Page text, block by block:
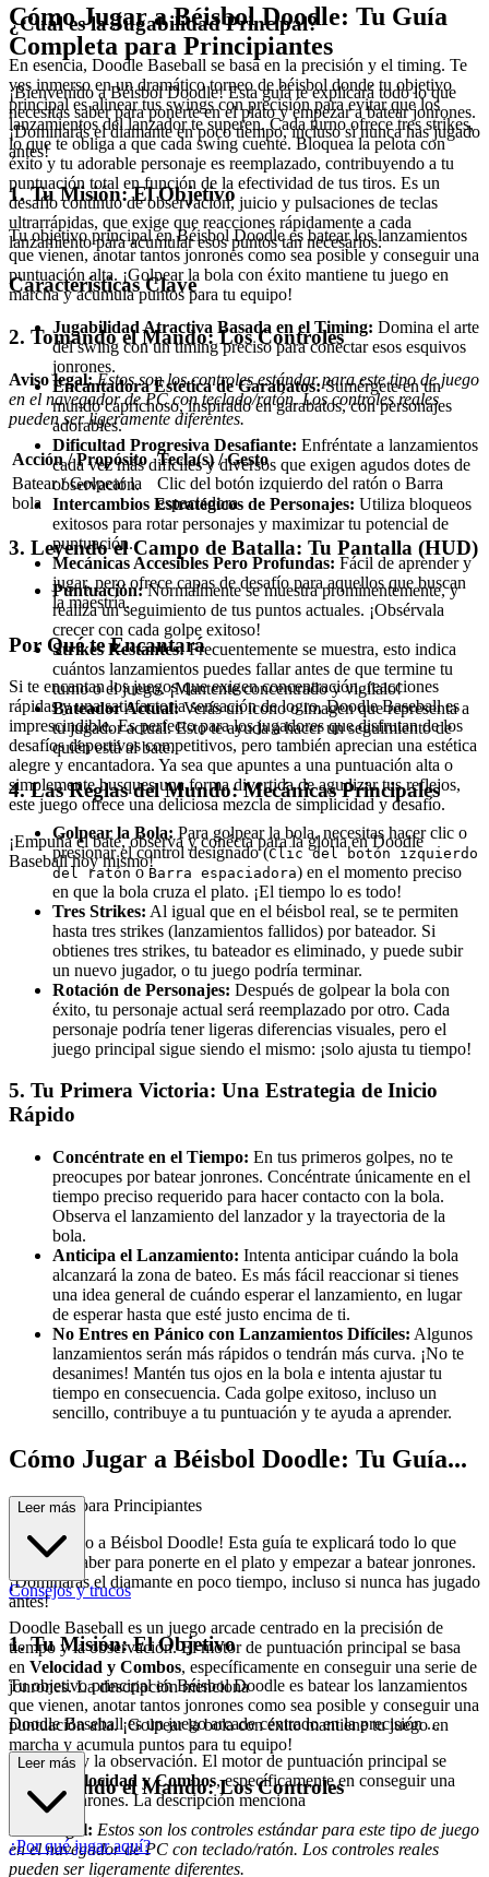
¿Cuál es la Jugabilidad Principal?
En esencia, Doodle Baseball se basa en la precisión y el timing. Te
ves inmerso en un dramático torneo de béisbol donde tu objetivo
principal es alinear tus swings con precisión para evitar que los
lanzamientos del lanzador te superen. Cada turno ofrece tres strikes,
lo que te obliga a que cada swing cuente. Bloquea la pelota con
éxito y tu adorable personaje es reemplazado, contribuyendo a tu
puntuación total en función de la efectividad de tus tiros. Es un
desafío continuo de observación, juicio y pulsaciones de teclas
ultrarrápidas, que exige que reacciones rápidamente a cada
lanzamiento para acumular esos puntos tan necesarios.
Características Clave
Jugabilidad Atractiva Basada en el Timing: Domina el arte
del swing con un timing preciso para conectar esos esquivos
jonrones.
Encantadora Estética de Garabatos:Sumérgete en un
mundo caprichoso, inspirado en garabatos, con personajes
adorables.
Dificultad Progresiva Desafiante: Enfréntate a lanzamientos
cada vez más difíciles y diversos que exigen agudos dotes de
observación.
Intercambios Estratégicos de Personajes: Utiliza bloqueos
exitosos para rotar personajes y maximizar tu potencial de
puntuación.
Mecánicas Accesibles Pero Profundas: Fácil de aprender y
jugar, pero ofrece capas de desafío para aquellos que buscan
la maestría.
Por Qué te Encantará
Si te encantan los juegos que exigen concentración, reacciones
rápidas y una satisfactoria sensación de logro, Doodle Baseball es
imprescindible. Es perfecto para los jugadores que disfrutan de los
desafíos deportivos competitivos, pero también aprecian una estética
alegre y encantadora. Ya sea que apuntes a una puntuación alta o
simplemente busques una forma divertida de agudizar tus reflejos,
este juego ofrece una deliciosa mezcla de simplicidad y desafío.
¡Empuña el bate, observa y conécta para la gloria en Doodle
Baseball hoy mismo!
Cómo Jugar a Béisbol Doodle: Tu Guía
Completa para Principiantes
¡Bienvenido a Béisbol Doodle! Esta guía te explicará todo lo que
necesitas saber para ponerte en el plato y empezar a batear jonrones.
¡Dominarás el diamante en poco tiempo, incluso si nunca has jugado
antes!
1. Tu Misión: El Objetivo
Tu objetivo principal en Béisbol Doodle es batear los lanzamientos
que vienen, anotar tantos jonrones como sea posible y conseguir una
puntuación alta. ¡Golpear la bola con éxito mantiene tu juego en
marcha y acumula puntos para tu equipo!
2. Tomando el Mando: Los Controles
Aviso legal: Estos son los controles estándar para este tipo de juego
en el navegador de PC con teclado/ratón. Los controles reales
pueden ser ligeramente diferentes.
Acción / Propósito Tecla(s) / Gesto
Batear / Golpear la
bola
Clic del botón izquierdo del ratón o Barra
espaciadora
3. Leyendo el Campo de Batalla: Tu Pantalla (HUD)
Puntuación:Normalmente se muestra prominentemente, y
realiza un seguimiento de tus puntos actuales. ¡Obsérvala
crecer con cada golpe exitoso!
Strikes Restantes:Frecuentemente se muestra, esto indica
cuántos lanzamientos puedes fallar antes de que termine tu
turno o el juego. ¡Mantente concentrado y vigílalo!
Bateador Actual:Verás un icono o imagen que representa a
tu jugador actual. Esto te ayuda a hacer un seguimiento de
quién está al bate.
4. Las Reglas del Mundo: Mecánicas Principales
Golpear la Bola: Para golpear la bola, necesitas hacer clic o
presionar el control designado (Clic del botón izquierdo
del ratónoBarra espaciadora) en el momento preciso
en que la bola cruza el plato. ¡El tiempo lo es todo!
Tres Strikes: Al igual que en el béisbol real, se te permiten
hasta tres strikes (lanzamientos fallidos) por bateador. Si
obtienes tres strikes, tu bateador es eliminado, y puede subir
un nuevo jugador, o tu juego podría terminar.
Rotación de Personajes: Después de golpear la bola con
éxito, tu personaje actual será reemplazado por otro. Cada
personaje podría tener ligeras diferencias visuales, pero el
juego principal sigue siendo el mismo: ¡solo ajusta tu tiempo!
5. Tu Primera Victoria: Una Estrategia de Inicio
Rápido
Concéntrate en el Tiempo: En tus primeros golpes, no te
preocupes por batear jonrones. Concéntrate únicamente en el
tiempo preciso requerido para hacer contacto con la bola.
Observa el lanzamiento del lanzador y la trayectoria de la
bola.
Anticipa el Lanzamiento: Intenta anticipar cuándo la bola
alcanzará la zona de bateo. Es más fácil reaccionar si tienes
una idea general de cuándo esperar el lanzamiento, en lugar
de esperar hasta que esté justo encima de ti.
No Entres en Pánico con Lanzamientos Difíciles: Algunos
lanzamientos serán más rápidos o tendrán más curva. ¡No te
desanimes! Mantén tus ojos en la bola e intenta ajustar tu
tiempo en consecuencia. Cada golpe exitoso, incluso un
sencillo, contribuye a tu puntuación y te ayuda a aprender.
Cómo Jugar a Béisbol Doodle: Tu Guía...
Completa para Principiantes
¡Bienvenido a Béisbol Doodle! Esta guía te explicará todo lo que
necesitas saber para ponerte en el plato y empezar a batear jonrones.
¡Dominarás el diamante en poco tiempo, incluso si nunca has jugado
antes!
1. Tu Misión: El Objetivo
Tu objetivo principal en Béisbol Doodle es batear los lanzamientos
que vienen, anotar tantos jonrones como sea posible y conseguir una
puntuación alta. ¡Golpear la bola con éxito mantiene tu juego en
marcha y acumula puntos para tu equipo!
2. Tomando el Mando: Los Controles
Aviso legal: Estos son los controles estándar para este tipo de juego
en el navegador de PC con teclado/ratón. Los controles reales
pueden ser ligeramente diferentes.
Leer más
Consejos y trucos
Doodle Baseball es un juego arcade centrado en la precisión de
tiempo y la observación. El motor de puntuación principal se basa
en Velocidad y Combos, específicamente en conseguir una serie de
jonrones. La descripción menciona
Doodle Baseball es un juego arcade centrado en la precisión ...
de tiempo y la observación. El motor de puntuación principal se
Velocidad y Combos, específicamente en conseguir una
serie de jonrones. La descripción menciona
Leer más
¿Por qué jugar aquí?